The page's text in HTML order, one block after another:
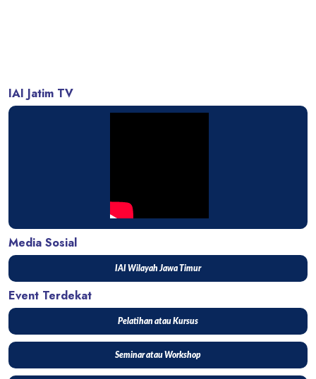
IAI Jatim TV
Media Sosial
IAI Wilayah Jawa Timur
Event Terdekat
Pelatihan atau Kursus
Seminar atau Workshop